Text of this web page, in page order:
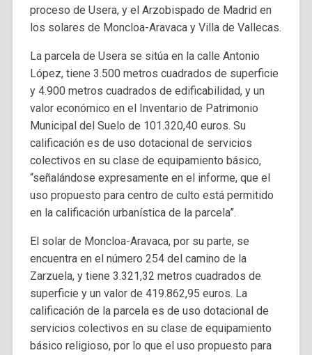
proceso de Usera, y el Arzobispado de Madrid en
los solares de Moncloa-Aravaca y Villa de Vallecas.
La parcela de Usera se sitúa en la calle Antonio
López, tiene 3.500 metros cuadrados de superficie
y 4.900 metros cuadrados de edificabilidad, y un
valor económico en el Inventario de Patrimonio
Municipal del Suelo de 101.320,40 euros. Su
calificación es de uso dotacional de servicios
colectivos en su clase de equipamiento básico,
“señalándose expresamente en el informe, que el
uso propuesto para centro de culto está permitido
en la calificación urbanística de la parcela”.
El solar de Moncloa-Aravaca, por su parte, se
encuentra en el número 254 del camino de la
Zarzuela, y tiene 3.321,32 metros cuadrados de
superficie y un valor de 419.862,95 euros. La
calificación de la parcela es de uso dotacional de
servicios colectivos en su clase de equipamiento
básico religioso, por lo que el uso propuesto para